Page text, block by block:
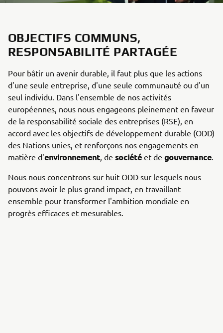
OBJECTIFS COMMUNS,
RESPONSABILITÉ PARTAGÉE
Pour bâtir un avenir durable, il faut plus que les actions
d'une seule entreprise, d'une seule communauté ou d'un
seul individu. Dans l'ensemble de nos activités
européennes, nous nous engageons pleinement en faveur
de la responsabilité sociale des entreprises (RSE), en
accord avec les objectifs de développement durable (ODD)
des Nations unies, et renforçons nos engagements en
matière d'environnement , de société et de gouvernance
Nous nous concentrons sur huit ODD sur lesquels nous
pouvons avoir le plus grand impact, en travaillant
ensemble pour transformer l'ambition mondiale en
progrès efficaces et mesurables.